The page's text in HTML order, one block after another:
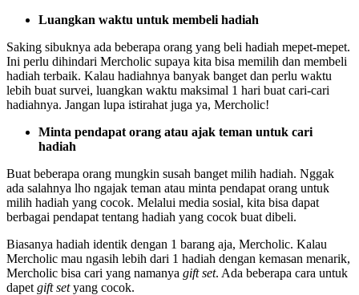
Luangkan waktu untuk membeli hadiah
Saking sibuknya ada beberapa orang yang beli hadiah mepet-mepet.
Ini perlu dihindari Mercholic supaya kita bisa memilih dan membeli
hadiah terbaik. Kalau hadiahnya banyak banget dan perlu waktu
lebih buat survei, luangkan waktu maksimal 1 hari buat cari-cari
hadiahnya. Jangan lupa istirahat juga ya, Mercholic!
Minta pendapat orang atau ajak teman untuk cari
hadiah
Buat beberapa orang mungkin susah banget milih hadiah. Nggak
ada salahnya lho ngajak teman atau minta pendapat orang untuk
milih hadiah yang cocok. Melalui media sosial, kita bisa dapat
berbagai pendapat tentang hadiah yang cocok buat dibeli.
Biasanya hadiah identik dengan 1 barang aja, Mercholic. Kalau
Mercholic mau ngasih lebih dari 1 hadiah dengan kemasan menarik,
Mercholic bisa cari yang namanya gift set. Ada beberapa cara untuk
dapet gift setyang cocok.